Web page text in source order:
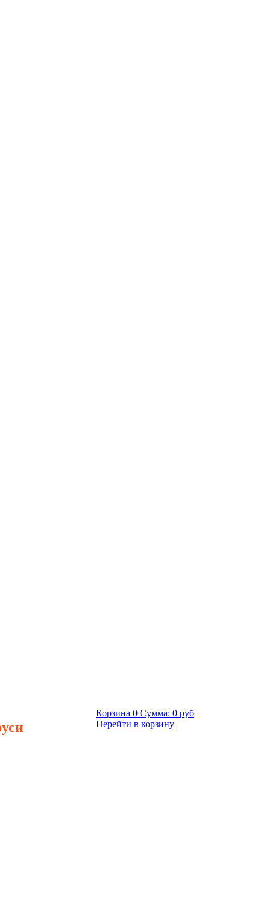
Корзина 0 Сумма: 0 руб
Перейти в корзину